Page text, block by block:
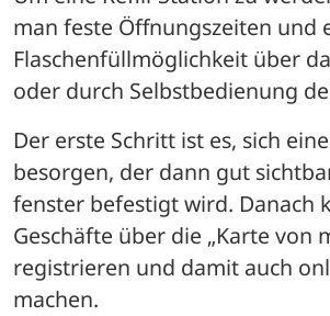
man feste Öffnungszeiten und
Flaschenfüllmöglichkeit über
oder durch Selbstbedienung
Der erste Schritt ist es, sich
besorgen, der dann gut
fenster befestigt wird. Danach
Geschäfte über die „Karte von
registrieren und damit auch
machen.